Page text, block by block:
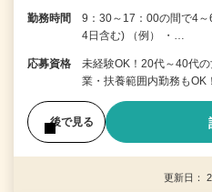
勤務時間
9：30～17：00の間で4
4日含む) （例） ・…
応募資格
未経験OK！20代～40代
業・扶養範囲内勤務もOK！
後で見る
更新日：